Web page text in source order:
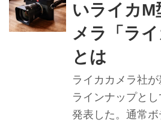
いライカM
メラ「ライ
とは
ライカカメラ社
ラインナップとし
発表した。通常